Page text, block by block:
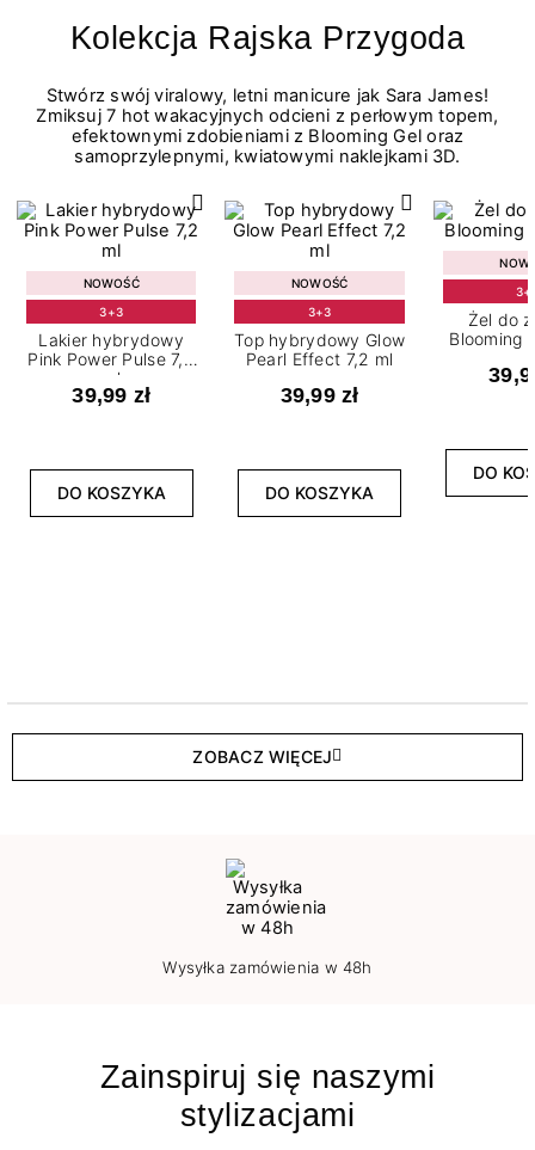
Kolekcja Rajska Przygoda
Stwórz swój viralowy, letni manicure jak Sara James!
Zmiksuj 7 hot wakacyjnych odcieni z perłowym topem,
efektownymi zdobieniami z Blooming Gel oraz
samoprzylepnymi, kwiatowymi naklejkami 3D.
NOWOŚĆ
3+3
Lakier hybrydowy
Pink Power Pulse 7,2
ml
39,99 zł
DO KOSZYKA
NOWOŚĆ
3+3
Top hybrydowy Glow
Pearl Effect 7,2 ml
39,99 zł
DO KOSZYKA
Żel do
Blooming
DO
ZOBACZ WIĘCEJ
Wysyłka zamówienia w 48h
Zainspiruj się naszymi
stylizacjami